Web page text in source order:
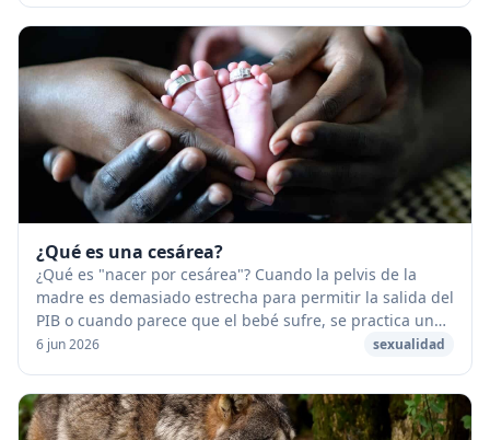
¿Qué es una cesárea?
¿Qué es "nacer por cesárea"? Cuando la pelvis de la
madre es demasiado estrecha para permitir la salida del
PIB o cuando parece que el bebé sufre, se practica una
cesárea. Esta es una operación quirúr...
6 jun 2026 sexualidad